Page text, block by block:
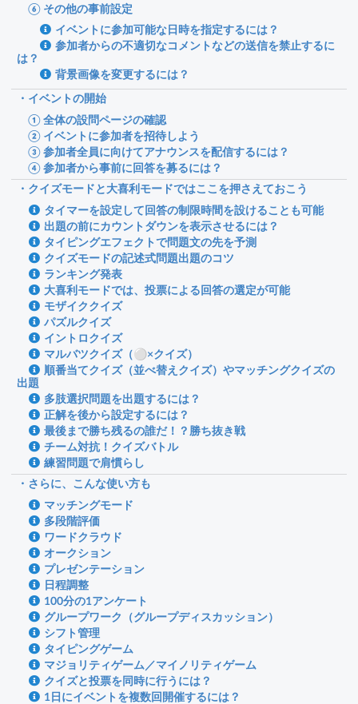
⑥ その他の事前設定
イベントに参加可能な日時を指定するには？
参加者からの不適切なコメントなどの送信を禁止するに
は？
背景画像を変更するには？
・イベントの開始
① 全体の設問ページの確認
② イベントに参加者を招待しよう
③ 参加者全員に向けてアナウンスを配信するには？
④ 参加者から事前に回答を募るには？
・クイズモードと大喜利モードではここを押さえておこう
タイマーを設定して回答の制限時間を設けることも可能
出題の前にカウントダウンを表示させるには？
タイピングエフェクトで問題文の先を予測
クイズモードの記述式問題出題のコツ
ランキング発表
大喜利モードでは、投票による回答の選定が可能
モザイククイズ
パズルクイズ
イントロクイズ
マルバツクイズ（⚪︎×クイズ）
順番当てクイズ（並べ替えクイズ）やマッチングクイズの
出題
多肢選択問題を出題するには？
正解を後から設定するには？
最後まで勝ち残るの誰だ！？勝ち抜き戦
チーム対抗！クイズバトル
練習問題で肩慣らし
・さらに、こんな使い方も
マッチングモード
多段階評価
ワードクラウド
オークション
プレゼンテーション
日程調整
100分の1アンケート
グループワーク（グループディスカッション）
シフト管理
タイピングゲーム
マジョリティゲーム／マイノリティゲーム
クイズと投票を同時に行うには？
1日にイベントを複数回開催するには？